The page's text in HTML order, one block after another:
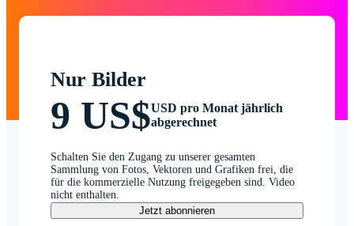
Nur Bilder
9 US$USD pro Monat jährlich
abgerechnet
Schalten Sie den Zugang zu unserer gesamten
Sammlung von Fotos, Vektoren und Grafiken frei, die
für die kommerzielle Nutzung freigegeben sind. Video
nicht enthalten.
Jetzt abonnieren